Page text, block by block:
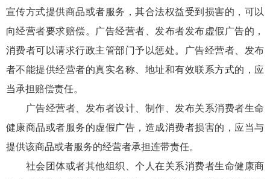
宣传方式提供商品或者服务，其合法权益受到损害的，可以
向经营者要求赔偿。广告经营者、发布者发布虚假广告的，
消费者可以请求行政主管部门予以惩处。广告经营者、发布
者不能提供经营者的真实名称、地址和有效联系方式的，应
当承担赔偿责任。
广告经营者、发布者设计、制作、发布关系消费者生命
健康商品或者服务的虚假广告，造成消费者损害的，应当与
提供该商品或者服务的经营者承担连带责任。
社会团体或者其他组织、个人在关系消费者生命健康商